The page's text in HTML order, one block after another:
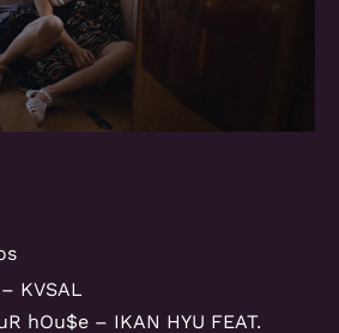
KVSAL
hOu$e – IKAN HYU FEAT.